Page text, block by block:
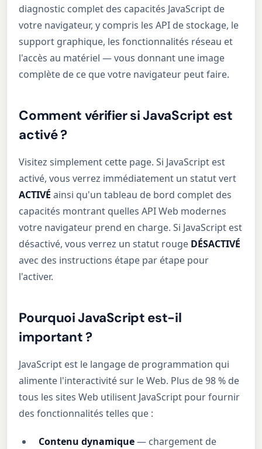
diagnostic complet des capacités JavaScript de
votre navigateur, y compris les API de stockage, le
support graphique, les fonctionnalités réseau et
l'accès au matériel — vous donnant une image
complète de ce que votre navigateur peut faire.
Comment vérifier si JavaScript est
activé ?
Visitez simplement cette page. Si JavaScript est
activé, vous verrez immédiatement un statut vert
ACTIVÉ ainsi qu'un tableau de bord complet des
capacités montrant quelles API Web modernes
votre navigateur prend en charge. Si JavaScript est
désactivé, vous verrez un statut rouge DÉSACTIVÉ
avec des instructions étape par étape pour
l'activer.
Pourquoi JavaScript est-il
important ?
JavaScript est le langage de programmation qui
alimente l'interactivité sur le Web. Plus de 98 % de
tous les sites Web utilisent JavaScript pour fournir
des fonctionnalités telles que :
Contenu dynamique— chargement de